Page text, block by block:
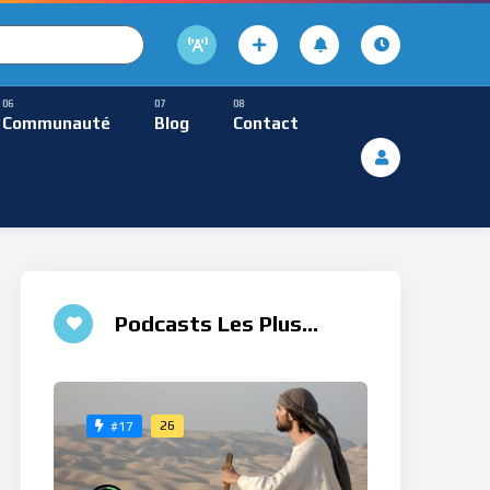
Lecture
Communauté Blog Contact
Méditative
Podcasts Les Plus
#17 26